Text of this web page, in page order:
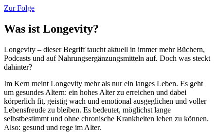
Zur Folge
Was ist Longevity?
Longevity – dieser Begriff taucht aktuell in immer mehr Büchern,
Podcasts und auf Nahrungsergänzungsmitteln auf. Doch was steckt
dahinter?
Im Kern meint Longevity mehr als nur ein langes Leben. Es geht
um gesundes Altern: ein hohes Alter zu erreichen und dabei
körperlich fit, geistig wach und emotional ausgeglichen und voller
Lebensfreude zu bleiben. Es bedeutet, möglichst lange
selbstbestimmt und ohne chronische Krankheiten leben zu können.
Also: gesund und rege im Alter.